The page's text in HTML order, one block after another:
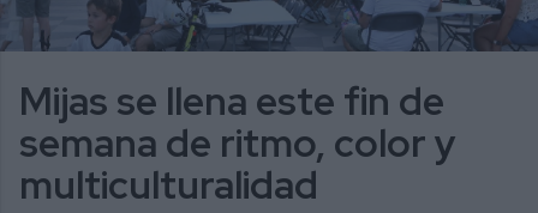
Mijas se llena este fin de
semana de ritmo, color y
multiculturalidad